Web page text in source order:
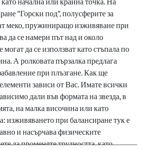
"Горски под", полусферите за
меко, пружиниращо изживяване при
да се намери път над и около
могат да се използват като стъпала по
А ролковата пързалка предлага
при плъзгане.Как ще
зависи от Вас.Имате всички
дали във формата на звезда, в
на малка височина или като
изживяването при балансиране тук е
и насърчава физическите
да променяте трудността, като